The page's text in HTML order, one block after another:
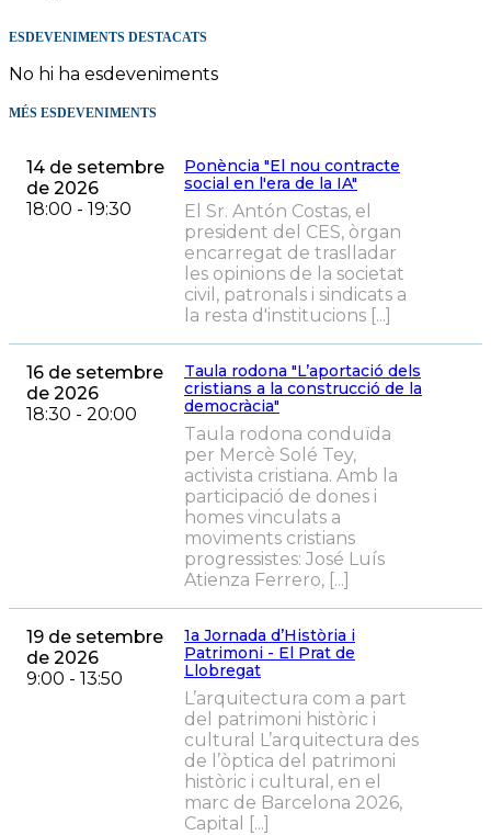
ESDEVENIMENTS DESTACATS
No hi ha esdeveniments
MÉS ESDEVENIMENTS
Ponència "El nou contracte
social en l'era de la IA"
14 de setembre
de 2026
18:00 - 19:30
El Sr. Antón Costas, el
president del CES, òrgan
encarregat de traslladar
les opinions de la societat
civil, patronals i sindicats a
la resta d'institucions [...]
Taula rodona "L’aportació dels
cristians a la construcció de la
democràcia"
16 de setembre
de 2026
18:30 - 20:00
Taula rodona conduïda
per Mercè Solé Tey,
activista cristiana. Amb la
participació de dones i
homes vinculats a
moviments cristians
progressistes: José Luís
Atienza Ferrero, [...]
1a Jornada d’Història i
Patrimoni - El Prat de
Llobregat
19 de setembre
de 2026
9:00 - 13:50
L’arquitectura com a part
del patrimoni històric i
cultural L’arquitectura des
de l’òptica del patrimoni
històric i cultural, en el
marc de Barcelona 2026,
Capital [...]